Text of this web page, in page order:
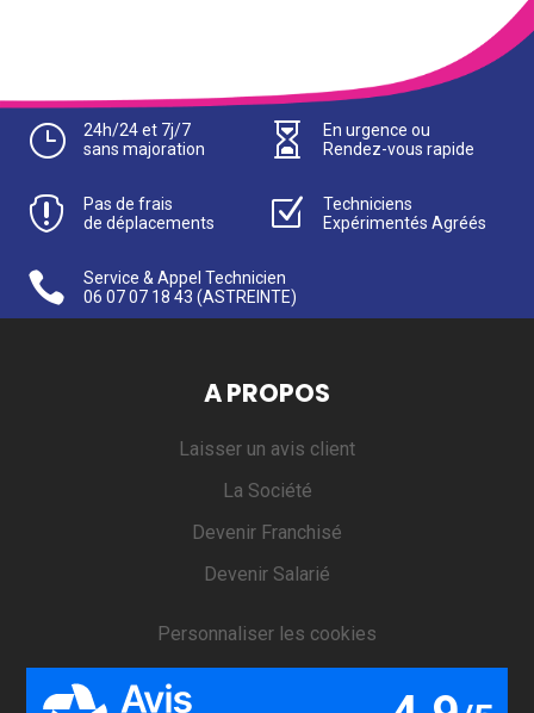
}
24h/24 et 7j/7
sans majoration

En urgence ou
Rendez-vous rapide

Pas de frais
de déplacements
Z
Techniciens
Expérimentés Agréés

Service & Appel Technicien
06 07 07 18 43 (ASTREINTE)
A PROPOS
Laisser un avis client
La Société
Devenir Franchisé
Devenir Salarié
Personnaliser les cookies